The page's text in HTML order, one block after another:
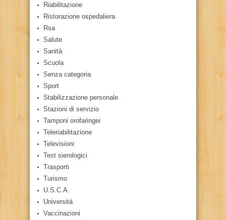
Riabilitazione
Ristorazione ospedaliera
Rsa
Salute
Sanità
Scuola
Senza categoria
Sport
Stabilizzazione personale
Stazioni di servizio
Tamponi orofaringei
Teleriabilitazione
Televisioni
Test sierologici
Trasporti
Turismo
U.S.C.A.
Università
Vaccinazioni